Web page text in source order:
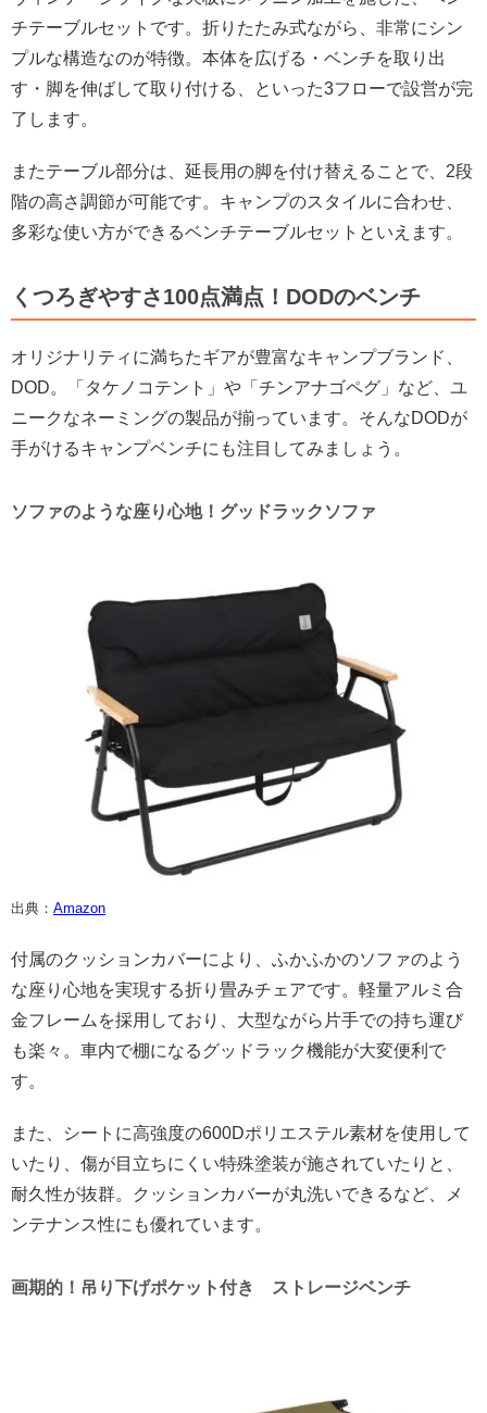
チテーブルセットです。折りたたみ式ながら、非常にシン
プルな構造なのが特徴。本体を広げる・ベンチを取り出
す・脚を伸ばして取り付ける、といった3フローで設営が完
了します。
またテーブル部分は、延長用の脚を付け替えることで、2段
階の高さ調節が可能です。キャンプのスタイルに合わせ、
多彩な使い方ができるベンチテーブルセットといえます。
くつろぎやすさ100点満点！DODのベンチ
オリジナリティに満ちたギアが豊富なキャンプブランド、
DOD。「タケノコテント」や「チンアナゴペグ」など、ユ
ニークなネーミングの製品が揃っています。そんなDODが
手がけるキャンプベンチにも注目してみましょう。
ソファのような座り心地！グッドラックソファ
出典： Amazon
付属のクッションカバーにより、ふかふかのソファのよう
な座り心地を実現する折り畳みチェアです。軽量アルミ合
金フレームを採用しており、大型ながら片手での持ち運び
も楽々。車内で棚になるグッドラック機能が大変便利で
す。
また、シートに高強度の600Dポリエステル素材を使用して
いたり、傷が目立ちにくい特殊塗装が施されていたりと、
耐久性が抜群。クッションカバーが丸洗いできるなど、メ
ンテナンス性にも優れています。
画期的！吊り下げポケット付き ストレージベンチ